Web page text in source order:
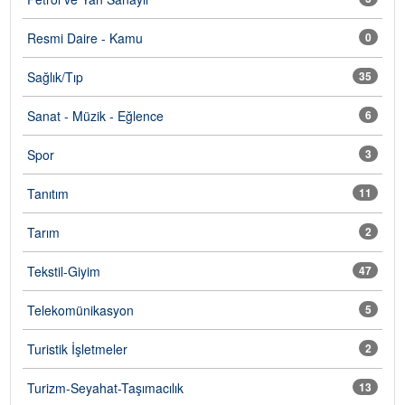
Resmi Daire - Kamu 0
Sağlık/Tıp 35
Sanat - Müzik - Eğlence 6
Spor 3
Tanıtım 11
Tarım 2
Tekstil-Giyim 47
Telekomünikasyon 5
Turistik İşletmeler 2
Turizm-Seyahat-Taşımacılık 13